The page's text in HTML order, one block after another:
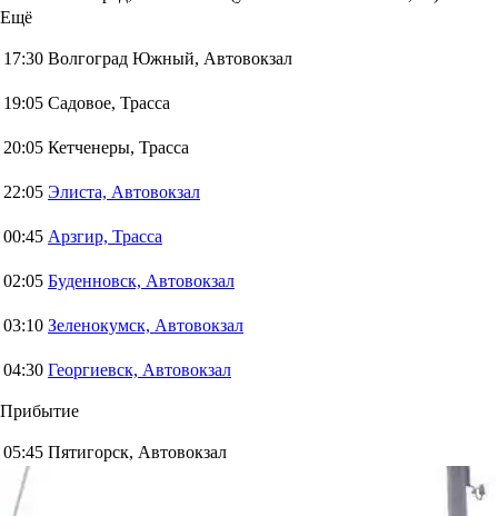
Ещё
17:30 Волгоград Южный, Автовокзал
19:05 Садовое, Трасса
20:05 Кетченеры, Трасса
22:05 Элиста, Автовокзал
00:45 Арзгир, Трасса
02:05 Буденновск, Автовокзал
03:10 Зеленокумск, Автовокзал
04:30 Георгиевск, Автовокзал
Прибытие
05:45 Пятигорск, Автовокзал